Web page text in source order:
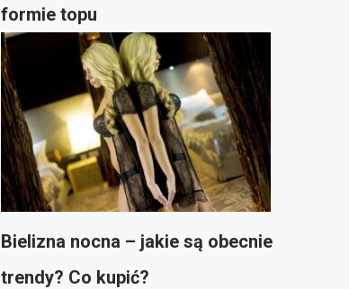
formie topu
Bielizna nocna – jakie są obecnie
trendy? Co kupić?